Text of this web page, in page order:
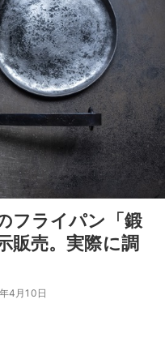
フライパン「鍛
販売。実際に調
4月10日